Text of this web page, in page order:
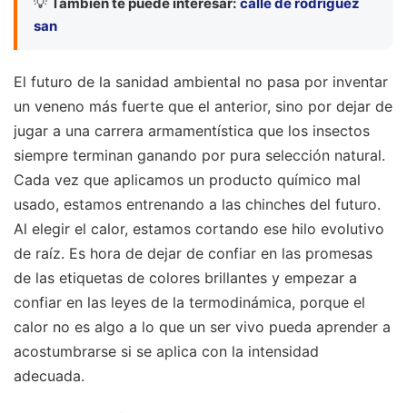
san
El futuro de la sanidad ambiental no pasa por inventar
un veneno más fuerte que el anterior, sino por dejar de
jugar a una carrera armamentística que los insectos
siempre terminan ganando por pura selección natural.
Cada vez que aplicamos un producto químico mal
usado, estamos entrenando a las chinches del futuro.
Al elegir el calor, estamos cortando ese hilo evolutivo
de raíz. Es hora de dejar de confiar en las promesas
de las etiquetas de colores brillantes y empezar a
confiar en las leyes de la termodinámica, porque el
calor no es algo a lo que un ser vivo pueda aprender a
acostumbrarse si se aplica con la intensidad
adecuada.